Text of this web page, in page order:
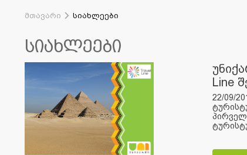
მთავარი სიახლეები
სიახლეები
Line
22/09/